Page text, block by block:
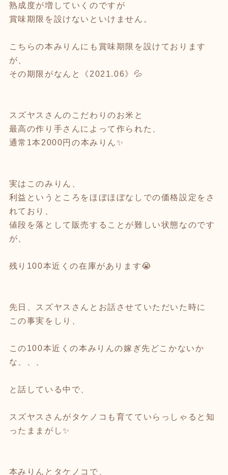
熟成度が増していくのですが
賞味期限を設けないといけません。
こちらの本みりんにも賞味期限を設けております
が、
その期限がなんと《2021.06》💦
スズヤスさんのこだわりのお米と
最高の作り手さんによって作られた、
通常1本2000円の本みりん✨
実はこのみりん、
利益というところをほぼほぼなしでの価格設定をさ
れており、
値段を落として販売することが難しい状態なのです
が、
残り100本近くの在庫があります😭
先日、スズヤスさんとお話させていただいた時に
この事実をしり、
この100本近くの本みりんの嫁ぎ先どこかないか
な、、、
と話している中で、
スズヤスさんがタケノコも育てていらっしゃると知
ったままがし✨
本みりんとタケノコで、